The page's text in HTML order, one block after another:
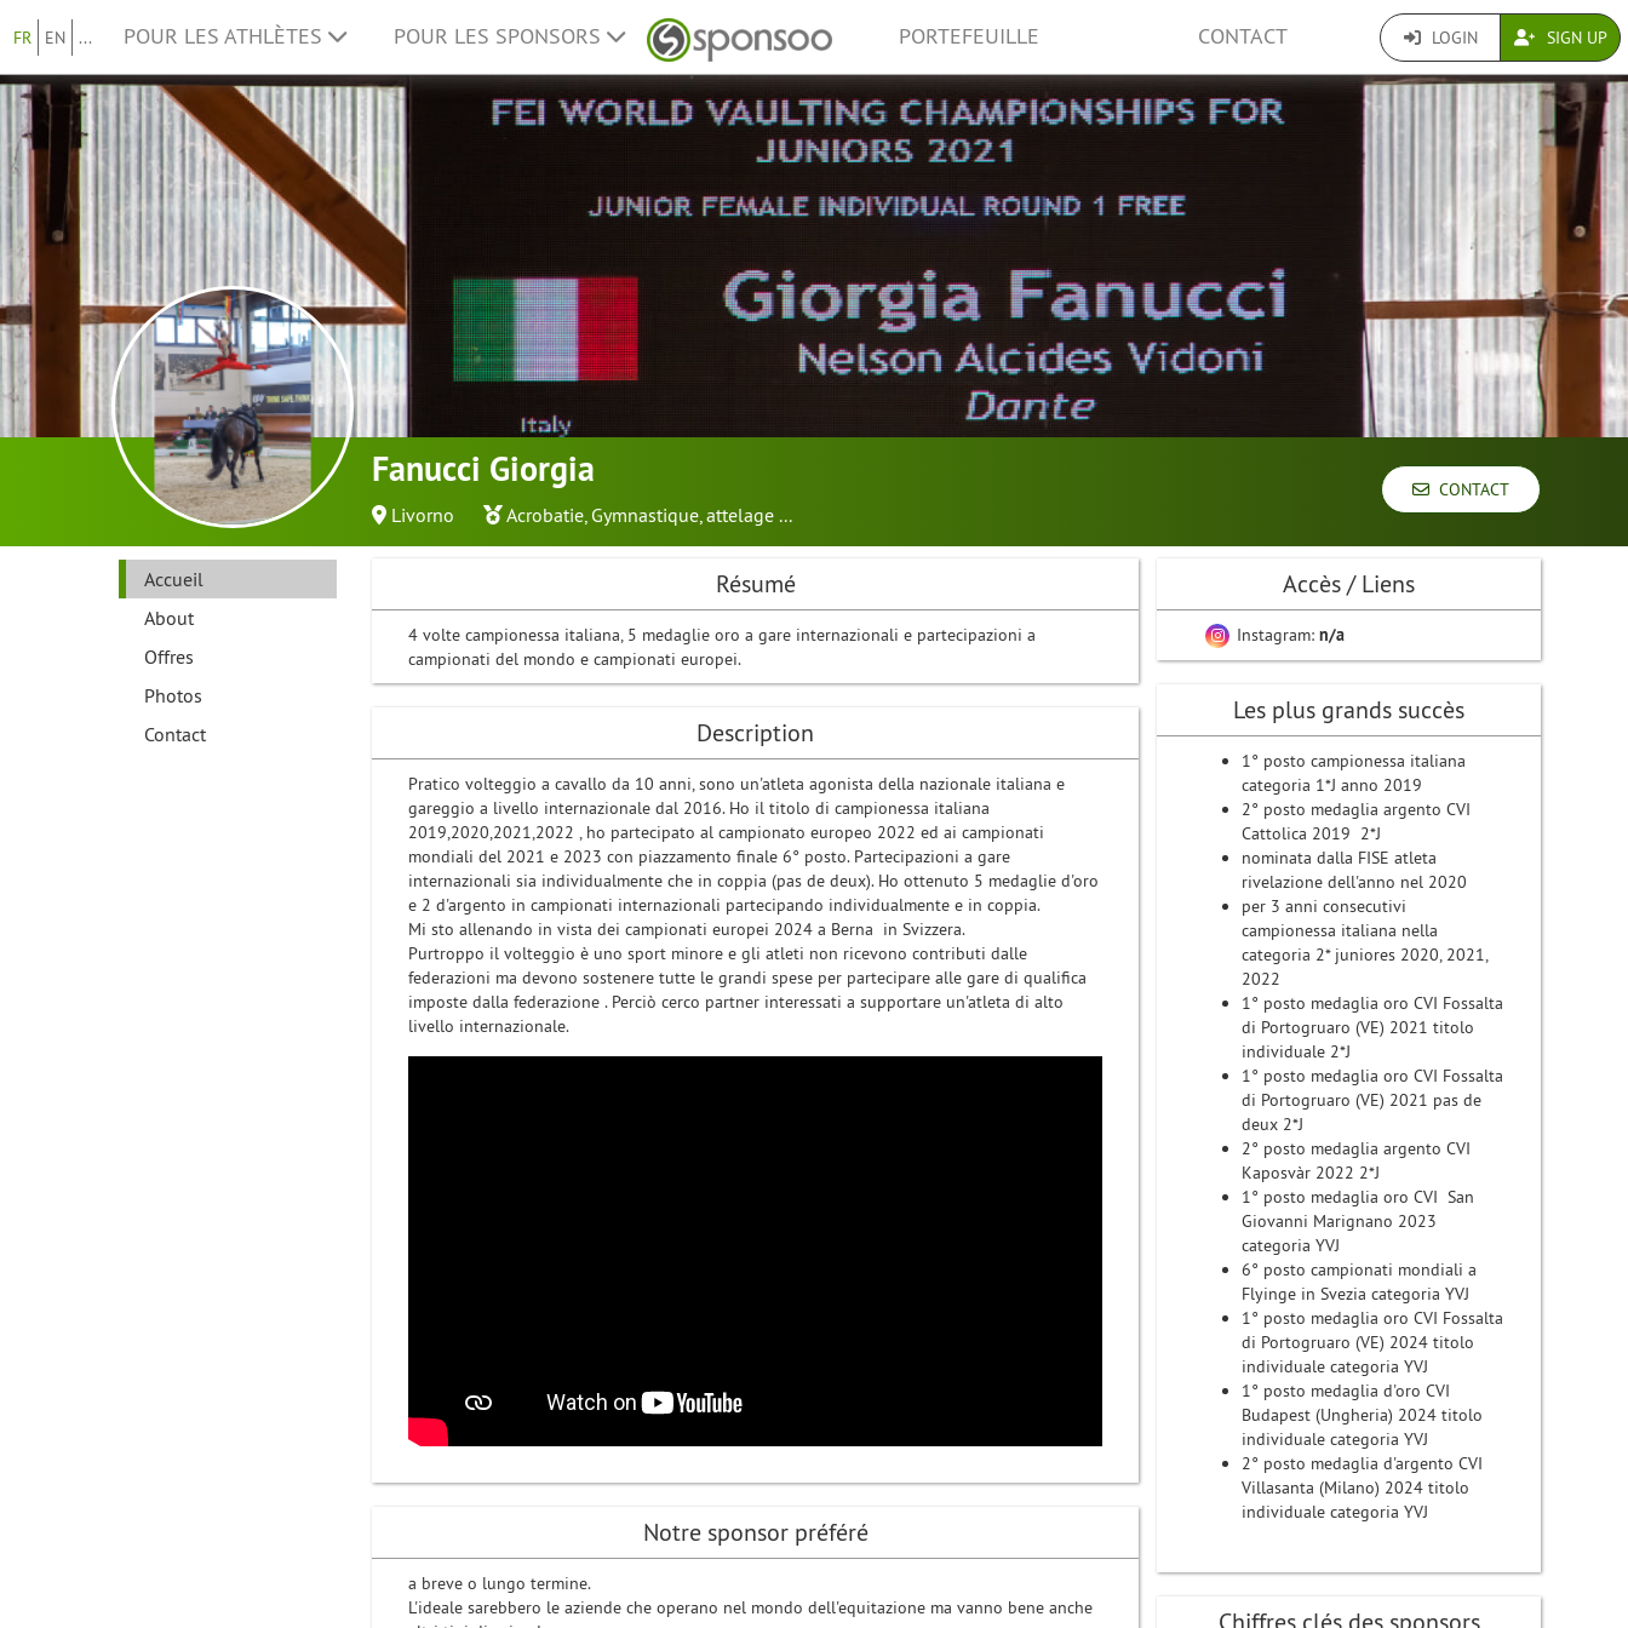
FR EN ... POUR LES ATHLÈTES POUR LES SPONSORS PORTEFEUILLE CONTACT LOGIN SIGN UP
Fanucci Giorgia
Livorno Acrobatie, Gymnastique,attelage ...
CONTACT
Accueil
About
Offres
Photos
Contact
Résumé
4 volte campionessa italiana, 5 medaglie oro a gare internazionali e partecipazioni a
campionati del mondo e campionati europei.
Description
Pratico volteggio a cavallo da 10 anni, sono un'atleta agonista della nazionale italiana e
gareggio a livello internazionale dal 2016. Ho il titolo di campionessa italiana
2019,2020,2021,2022 , ho partecipato al campionato europeo 2022 ed ai campionati
mondiali del 2021 e 2023 con piazzamento finale 6° posto. Partecipazioni a gare
internazionali sia individualmente che in coppia (pas de deux). Ho ottenuto 5 medaglie d'oro
e 2 d'argento in campionati internazionali partecipando individualmente e in coppia.
Mi sto allenando in vista dei campionati europei 2024 a Berna in Svizzera.
Purtroppo il volteggio è uno sport minore e gli atleti non ricevono contributi dalle
federazioni ma devono sostenere tutte le grandi spese per partecipare alle gare di qualifica
imposte dalla federazione . Perciò cerco partner interessati a supportare un'atleta di alto
livello internazionale.
Notre sponsor préféré
a breve o lungo termine.
L'ideale sarebbero le aziende che operano nel mondo dell'equitazione ma vanno bene anche
Accès / Liens
Instagram:n/a
Les plus grands succès
1° posto campionessa italiana
categoria 1*J anno 2019
2° posto medaglia argento CVI
Cattolica 2019 2*J
nominata dalla FISE atleta
rivelazione dell'anno nel 2020
per 3 anni consecutivi
campionessa italiana nella
categoria 2* juniores 2020, 2021,
2022
1° posto medaglia oro CVI Fossalta
di Portogruaro (VE) 2021 titolo
individuale 2*J
1° posto medaglia oro CVI Fossalta
di Portogruaro (VE) 2021 pas de
deux 2*J
2° posto medaglia argento CVI
Kaposvàr 2022 2*J
1° posto medaglia oro CVI San
Giovanni Marignano 2023
categoria YVJ
6° posto campionati mondiali a
Flyinge in Svezia categoria YVJ
1° posto medaglia oro CVI Fossalta
di Portogruaro (VE) 2024 titolo
individuale categoria YVJ
1° posto medaglia d'oro CVI
Budapest (Ungheria) 2024 titolo
individuale categoria YVJ
2° posto medaglia d'argento CVI
Villasanta (Milano) 2024 titolo
individuale categoria YVJ
Chiffres clés des sponsors